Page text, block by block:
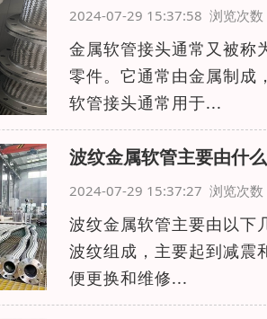
2024-07-29 15:37:58 浏览次数
金属软管接头通常又被称
零件。它通常由金属制成
软管接头通常用于...
波纹金属软管主要由什
2024-07-29 15:37:27 浏览次数
波纹金属软管主要由以下
波纹组成，主要起到减震
便更换和维修...